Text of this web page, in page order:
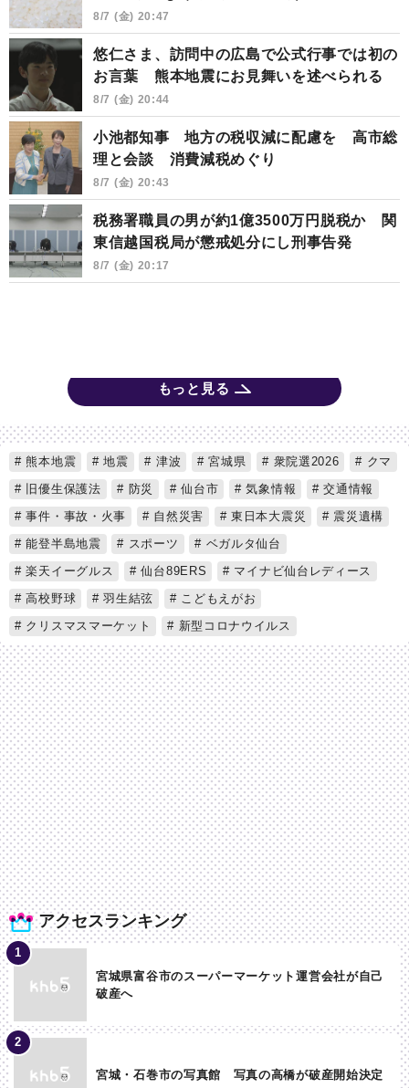
8/7 (金) 20:47
悠仁さま、訪問中の広島で公式行事では初の
お言葉 熊本地震にお見舞いを述べられる
8/7 (金) 20:44
小池都知事 地方の税収減に配慮を 高市総
理と会談 消費減税めぐり
8/7 (金) 20:43
税務署職員の男が約1億3500万円脱税か 関
東信越国税局が懲戒処分にし刑事告発
8/7 (金) 20:17
もっと見る
アクセスランキング
宮城県富谷市のスーパーマーケット運営会社が自己
破産へ
宮城・石巻市の写真館 写真の高橋が破産開始決定
熊本地震 地震 津波 宮城県 衆院選2026
クマ
旧優生保護法
防災 仙台市 気象情報
交通情報
事件・事故・火事
自然災害 東日本大震災
震災遺構
能登半島地震
スポーツ
ベガルタ仙台
楽天イーグルス
仙台89ERS
マイナビ仙台レディース
高校野球
羽生結弦
こどもえがお
クリスマスマーケット
新型コロナウイルス